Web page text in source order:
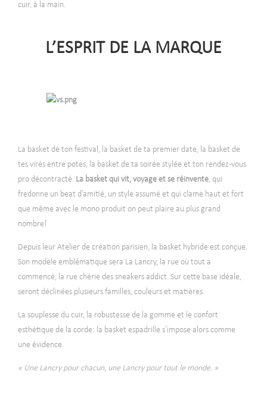
cuir, à la main.
L’ESPRIT DE LA MARQUE
La basket de ton festival, la basket de ta premier date, la basket de
tes virés entre potes, la basket de ta soirée stylée et ton rendez-vous
pro décontracté. La basket qui vit, voyage et se réinvente, qui
fredonne un beat d’amitié, un style assumé et qui clame haut et fort
que même avec le mono produit on peut plaire au plus grand
nombre!
Depuis leur Atelier de création parisien, la basket hybride est conçue.
Son modèle emblématique sera La Lancry, la rue où tout a
commencé, la rue chérie des sneakers addict. Sur cette base idéale,
seront déclinées plusieurs familles, couleurs et matières.
La souplesse du cuir, la robustesse de la gomme et le confort
esthétique de la corde: la basket espadrille s’impose alors comme
une évidence.
« Une Lancry pour chacun, une Lancry pour tout le monde. »